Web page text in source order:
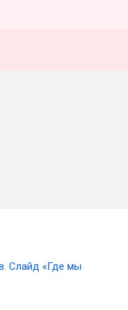
Слайд «Где мы